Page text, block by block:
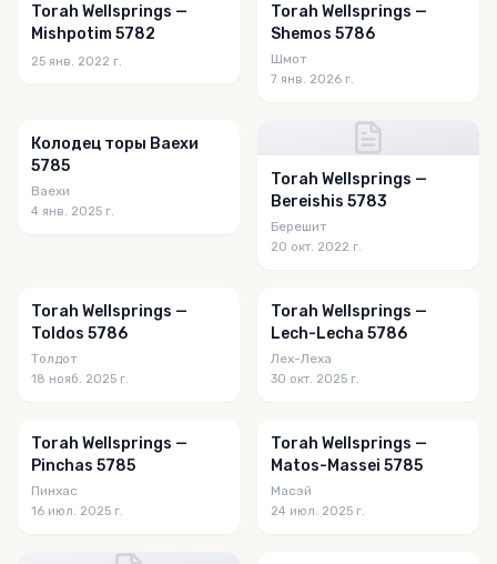
Torah Wellsprings —
Mishpotim 5782
25 янв. 2022 г.
Torah Wellsprings —
Shemos 5786
Шмот
7 янв. 2026 г.
Колодец торы Ваехи
5785
Ваехи
4 янв. 2025 г.
Torah Wellsprings —
Bereishis 5783
Берешит
20 окт. 2022 г.
Torah Wellsprings —
Toldos 5786
Толдот
18 нояб. 2025 г.
Torah Wellsprings —
Lech-Lecha 5786
Лех-Леха
30 окт. 2025 г.
Torah Wellsprings —
Pinchas 5785
Пинхас
16 июл. 2025 г.
Torah Wellsprings —
Matos-Massei 5785
Масэй
24 июл. 2025 г.